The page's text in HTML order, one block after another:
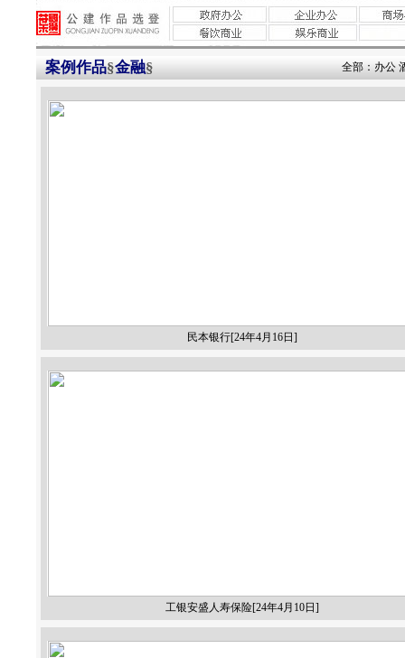
案例作品§金融§ 全部： 办公
民本银行[24年4月16日]
工银安盛人寿保险[24年4月10日]